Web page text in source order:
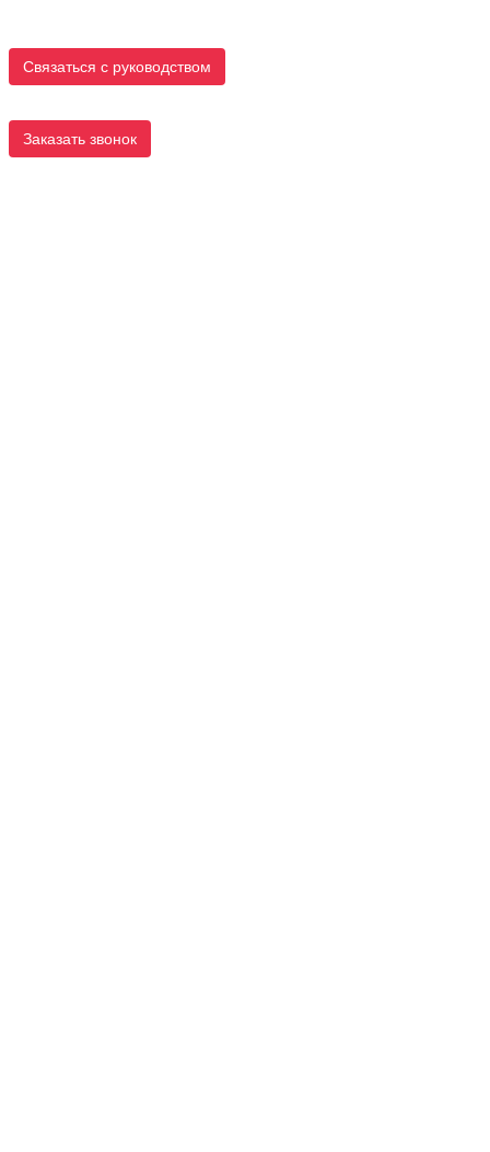
Связаться с руководством
Заказать звонок